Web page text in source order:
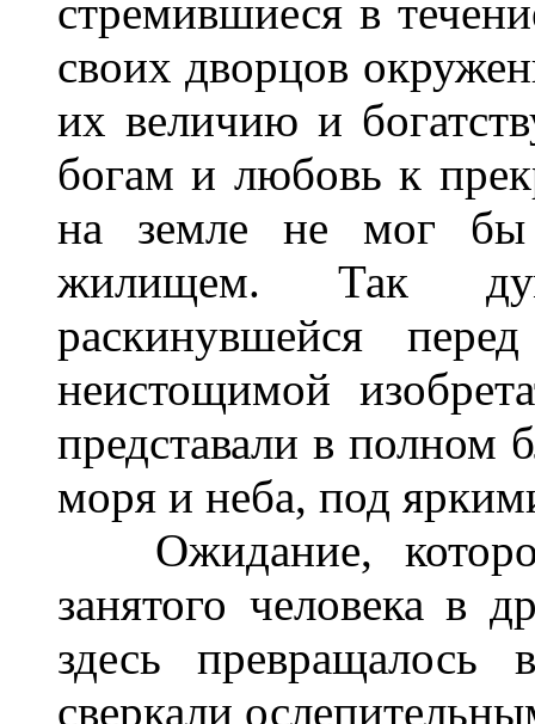
стремившиеся в
своих дворцов
их величию и
богам и любовь к
на земле не мог бы
жилищем. Так
раскинувшейся
неистощимой
представали в полном
моря и неба, под
Ожидание,
занятого человека в
здесь превращалось
сверкали